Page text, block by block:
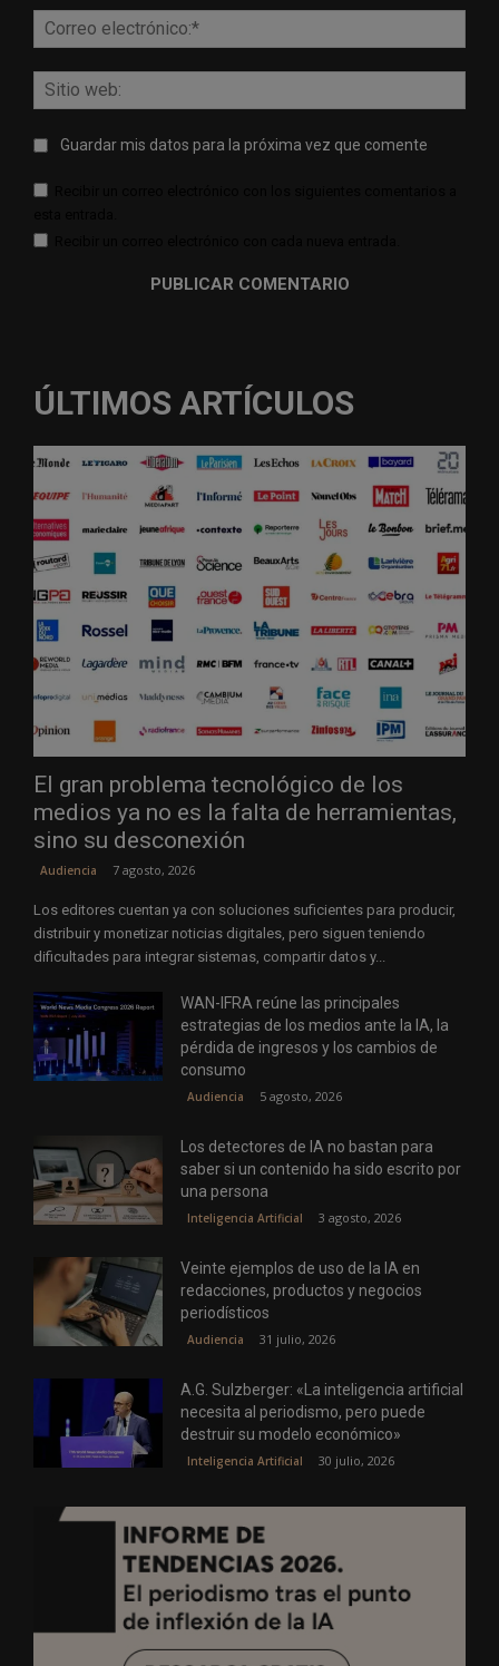
Guardar mis datos para la próxima vez que comente
ÚLTIMOS ARTÍCULOS
El gran problema tecnológico de los
medios ya no es la falta de herramientas,
sino su desconexión
Audiencia 7 agosto, 2026
Los editores cuentan ya con soluciones suficientes para producir,
distribuir y monetizar noticias digitales, pero siguen teniendo
dificultades para integrar sistemas, compartir datos y...
WAN-IFRA reúne las principales
estrategias de los medios ante la IA, la
pérdida de ingresos y los cambios de
consumo
Audiencia 5 agosto, 2026
Los detectores de IA no bastan para
saber si un contenido ha sido escrito por
una persona
Inteligencia Artificial 3 agosto, 2026
Veinte ejemplos de uso de la IA en
redacciones, productos y negocios
periodísticos
Audiencia 31 julio, 2026
A.G. Sulzberger: «La inteligencia artificial
necesita al periodismo, pero puede
destruir su modelo económico»
Inteligencia Artificial 30 julio, 2026